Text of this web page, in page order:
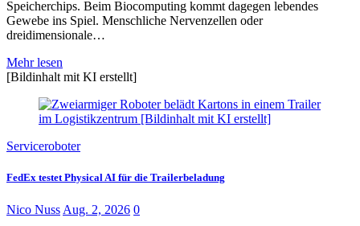
Speicherchips. Beim Biocomputing kommt dagegen lebendes
Gewebe ins Spiel. Menschliche Nervenzellen oder
dreidimensionale…
Mehr lesen
[Bildinhalt mit KI erstellt]
Serviceroboter
FedEx testet Physical AI für die Trailerbeladung
Nico Nuss Aug. 2, 2026 0